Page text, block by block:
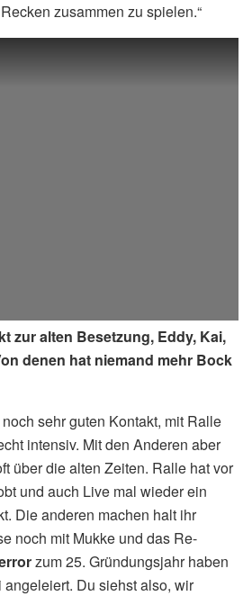
zusammen zu spielen.“
zur alten Besetzung, Eddy, Kai,
denen hat niemand mehr Bock
sehr guten Kontakt, mit Ralle
intensiv. Mit den Anderen aber
über die alten Zeiten. Ralle hat vor
und auch Live mal wieder ein
Die anderen machen halt ihr
noch mit Mukke und das Re-
zum 25. Gründungsjahr haben
Du siehst also, wir